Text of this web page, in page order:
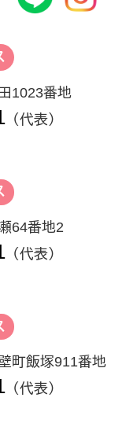
1023番地
（代表）
64番地2
（代表）
町飯塚911番地
（代表）